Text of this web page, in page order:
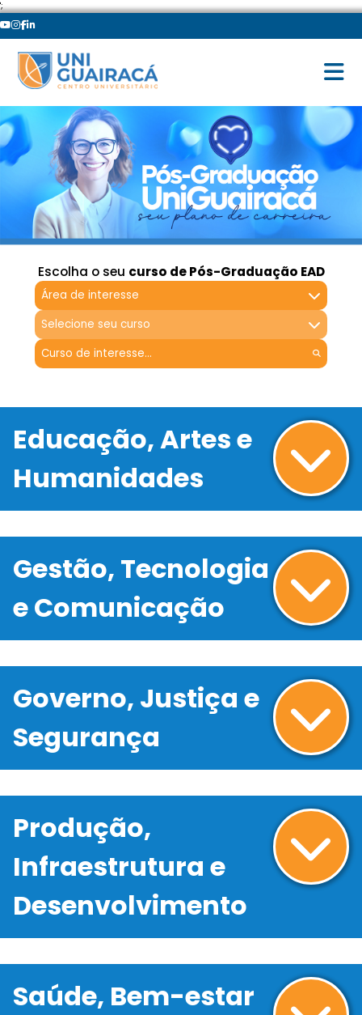
';
Escolha o seu curso de Pós-Graduação EAD
Área de interesse
Selecione seu curso
Educação, Artes e
Humanidades
Gestão, Tecnologia
e Comunicação
Governo, Justiça e
Segurança
Produção,
Infraestrutura e
Desenvolvimento
Saúde, Bem-estar